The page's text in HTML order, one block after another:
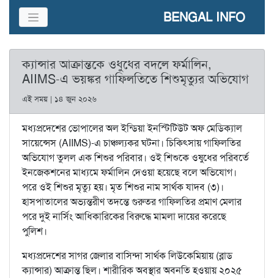
BENGAL INFO
ক্যান্সার আক্রান্তকে ওধুধের বদলে ফর্মালিন,
AIIMS-এ ভয়ঙ্কর গাফিলতিতে শিশুমৃত্যুর অভিযোগ
এই সময় | ১৪ জুন ২০২৬
মধ্যপ্রদেশের ভোপালের অল ইন্ডিয়া ইনস্টিটিউট অফ মেডিক্যাল
সায়েন্সেস (AIIMS)-এ চাঞ্চল্যকর ঘটনা। চিকিৎসায় গাফিলতির
অভিযোগ তুলল এক শিশুর পরিবার। ওই শিশুকে ওষুধের পরিবর্তে
ইনজেকশনের মাধ্যমে ফর্মালিন দেওয়া হয়েছে বলে অভিযোগ।
পরে ওই শিশুর মৃত্যু হয়। মৃত শিশুর নাম সার্থক যাদব (৩)।
হাসপাতালের অভ্যন্তরীণ তদন্তে গুরুতর গাফিলতির প্রমাণ মেলার
পরে দুই নার্সিং আধিকারিকের বিরুদ্ধে মামলা দায়ের করেছে
পুলিশ।
মধ্যপ্রদেশের সাগর জেলার বাসিন্দা সার্থক লিউকেমিয়ায় (ব্লাড
ক্যান্সার) আক্রান্ত ছিল। শারীরিক অবস্থার অবনতি হওয়ায় ২০২৫